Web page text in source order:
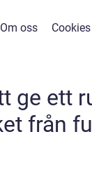
Om oss Cookies
ge ett
från